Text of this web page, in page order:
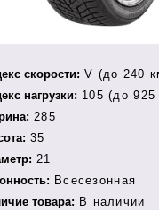
скорости: V (до 240
нагрузки: 105 (до 925
285
35
21
Всесезонная
товара: В наличии